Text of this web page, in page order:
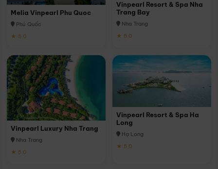
Melia Vinpearl Phu Quoc
Phú Quốc
★ 5.0
Vinpearl Resort & Spa Nha
Trang Bay
Nha Trang
★ 5.0
Vinpearl Luxury Nha Trang
Nha Trang
★ 5.0
Vinpearl Resort & Spa Ha
Long
Hạ Long
★ 5.0